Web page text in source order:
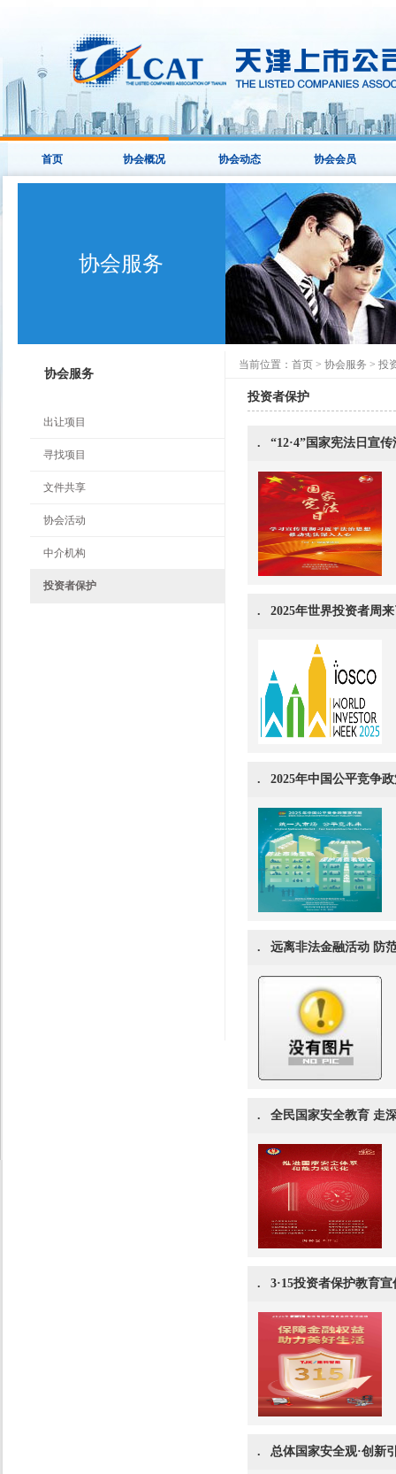
首页 协会概况 协会动态 协会会员
协会服务
协会服务
出让项目
寻找项目
文件共享
协会活动
中介机构
投资者保护
当前位置： 首页 > 协会服务 > 投
投资者保护
. “12·4”国家宪法日宣传
. 2025年世界投资者周
. 2025年中国公平竞争
. 远离非法金融活动 防
. 全民国家安全教育 走
. 3·15投资者保护教育
. 总体国家安全观·创新